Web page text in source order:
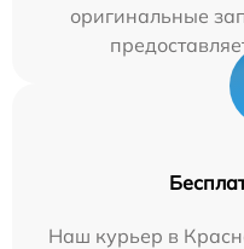
оригинальные
Наш курьер в